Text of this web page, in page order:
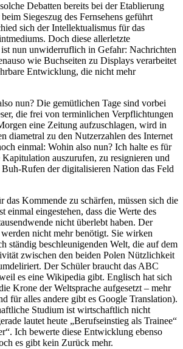
Debatten bereits bei der Etablierung
Siegeszug des Fernsehens geführt
sich der Intellektualismus für das
Doch diese allerletzte
nun unwiderruflich in Gefahr: Nachrichten
wie Buchseiten zu Displays verarbeitet
Entwicklung, die nicht mehr
nun? Die gemütlichen Tage sind vorbei
die frei von terminlichen Verpflichtungen
eine Zeitung aufzuschlagen, wird in
diametral zu den Nutzerzahlen des Internet
einmal: Wohin also nun? Ich halte es für
auszurufen, zu resignieren und
Rufen der digitalisieren Nation das Feld
Kommende zu schärfen, müssen sich die
einmal eingestehen, dass die Werte des
nicht überlebt haben. Der
nicht mehr benötigt. Sie wirken
ständig beschleunigenden Welt, die auf dem
zwischen den beiden Polen Nützlichkeit
Der Schüler braucht das ABC
es eine Wikipedia gibt. Englisch hat sich
Krone der Weltsprache aufgesetzt – mehr
für alles andere gibt es Google Translation).
Studium ist wirtschaftlich nicht
lautet heute „Berufseinstieg als Trainee“
Ich bewerte diese Entwicklung ebenso
es gibt kein Zurück mehr.